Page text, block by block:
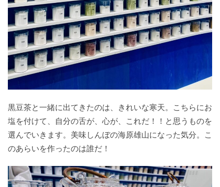
黒豆茶と一緒に出てきたのは、きれいな寒天。こちらにお
塩を付けて、自分の舌が、心が、これだ！！と思うものを
選んでいきます。美味しんぼの海原雄山になった気分。こ
のあらいを作ったのは誰だ！